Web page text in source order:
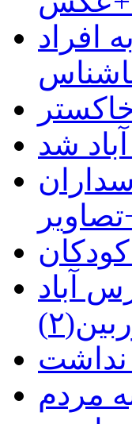
افراد
شد
آباد
مردم